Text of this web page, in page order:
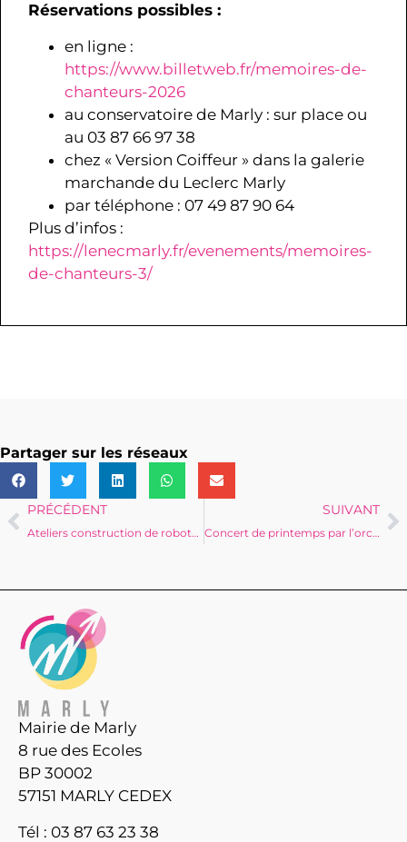
Réservations possibles :
en ligne :
https://www.billetweb.fr/memoires-de-
chanteurs-2026
au conservatoire de Marly : sur place ou
au 03 87 66 97 38
chez « Version Coiffeur » dans la galerie
marchande du Leclerc Marly
par téléphone : 07 49 87 90 64
Plus d’infos :
https://lenecmarly.fr/evenements/memoires-
de-chanteurs-3/
Partager sur les réseaux
PRÉCÉDENT
Ateliers construction de robots au CSC Gilbert Jansem
SUIVANT
Concert de printemps par l’orchestre d’harmonie
Mairie de Marly
8 rue des Ecoles
BP 30002
57151 MARLY CEDEX
Tél : 03 87 63 23 38